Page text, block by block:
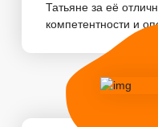
Татьяне за её
компетентности и